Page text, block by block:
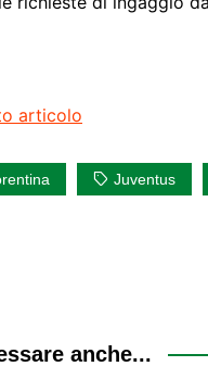
articolo
Juventus
anche...